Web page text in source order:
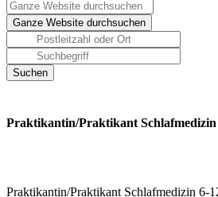
Praktikantin/​Praktikant Schlafmedizin
Praktikantin/​Praktikant Schlafmedizin 6-